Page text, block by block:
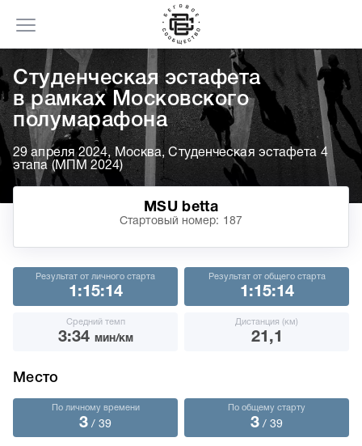
Cтуденческая эстафета
в рамках Московского
полумарафона
29 апреля 2024, Москва, Студенческая эстафета 4
этапа (МПМ 2024)
MSU betta
Стартовый номер: 187
Результат от личного старта
1:15:14
Результат от общего старта
1:15:14
Средний темп
3:34 мин/км
Дистанция (км)
21,1
Место
По личному времени
3 / 39
По общему старту
3 / 39